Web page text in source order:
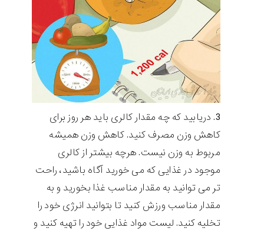
دریابید که چه مقدار کالری باید هر روز برای
کاهش وزن مصرف کنید. کاهش وزن همیشه
مربوط به وزن نیست. هرچه بیشتر از کالری
موجود در غذایی که می خورید آگاه باشید، راحت
تر می توانید به مقدار مناسب غذا بخورید و به
مقدار مناسب ورزش کنید تا بتوانید انرژی خود را
تخلیه کنید. لیست مواد غذایی خود را تهیه کنید و